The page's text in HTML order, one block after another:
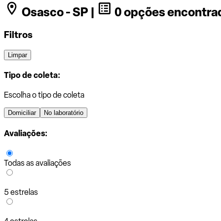
Osasco - SP | 0 opções
Filtros
Limpar
Tipo de coleta:
Escolha o tipo de coleta
Domiciliar No laboratório
Avaliações:
Todas as avaliações
5 estrelas